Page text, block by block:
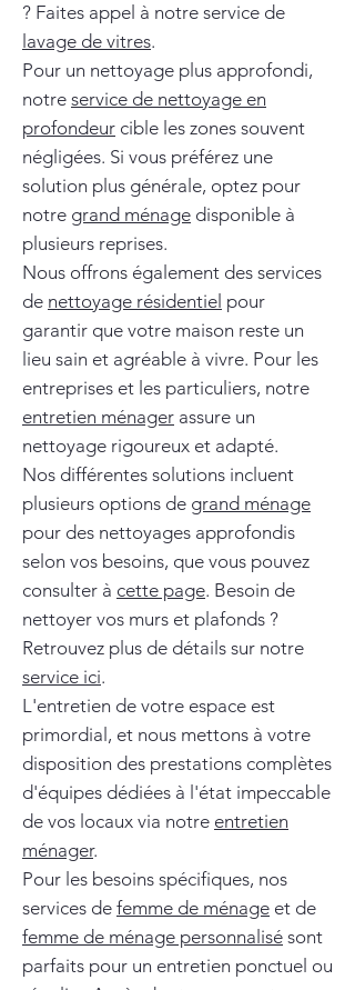
? Faites appel à notre service de
lavage de vitres.
Pour un nettoyage plus approfondi,
notre service de nettoyage en
profondeur cible les zones souvent
négligées. Si vous préférez une
solution plus générale, optez pour
notre grand ménage disponible à
plusieurs reprises.
Nous offrons également des services
de nettoyage résidentiel pour
garantir que votre maison reste un
lieu sain et agréable à vivre. Pour les
entreprises et les particuliers, notre
entretien ménager assure un
nettoyage rigoureux et adapté.
Nos différentes solutions incluent
plusieurs options de grand ménage
pour des nettoyages approfondis
selon vos besoins, que vous pouvez
consulter à cette page. Besoin de
nettoyer vos murs et plafonds ?
Retrouvez plus de détails sur notre
service ici.
L'entretien de votre espace est
primordial, et nous mettons à votre
disposition des prestations complètes
d'équipes dédiées à l'état impeccable
de vos locaux via notre entretien
ménager.
Pour les besoins spécifiques, nos
services de femme de ménage et de
femme de ménage personnalisé sont
parfaits pour un entretien ponctuel ou